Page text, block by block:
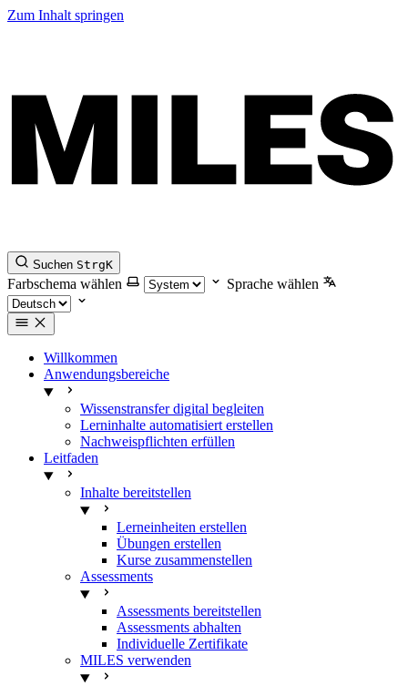
Zum Inhalt springen
Suchen StrgK
Farbschema wählen Sprache wählen
Willkommen
Anwendungsbereiche
Wissenstransfer digital begleiten
Lerninhalte automatisiert erstellen
Nachweispflichten erfüllen
Leitfaden
Inhalte bereitstellen
Lerneinheiten erstellen
Übungen erstellen
Kurse zusammenstellen
Assessments
Assessments bereitstellen
Assessments abhalten
Individuelle Zertifikate
MILES verwenden